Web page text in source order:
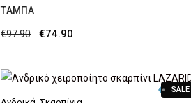
TΑΜΠΆ
€97.90
Original
was:
€97.90.
€74.90
τιμή
SALE